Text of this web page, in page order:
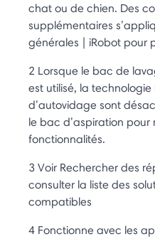
chat ou de chien. Des
supplémentaires
générales | iRobot pour
2 Lorsque le bac de
est utilisé, la
d’autovidage sont
le bac d’aspiration pour
fonctionnalités.
3 Voir Rechercher des
consulter la liste des
compatibles
4 Fonctionne avec les